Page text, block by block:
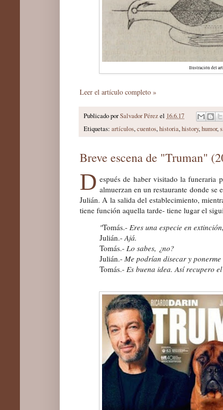
Ilustración del
Leer el artículo completo »
Publicado porSalvador Pérezel 16.6.17
Etiquetas: artículos,cuentos,historia,history,humor,
Breve escena de "Truman"
D espués de haber visitado la funeraria
almuerzan en un restaurante donde
Julián. A la salida del establecimiento,
tiene función aquella tarde- tiene lugar el
"Tomás.- Eres una especie en
Julián.- Ajá.
Tomás.- Lo sabes, ¿no?
Julián.- Me podrían disecar y
Tomás.- Es buena idea. Así recupero